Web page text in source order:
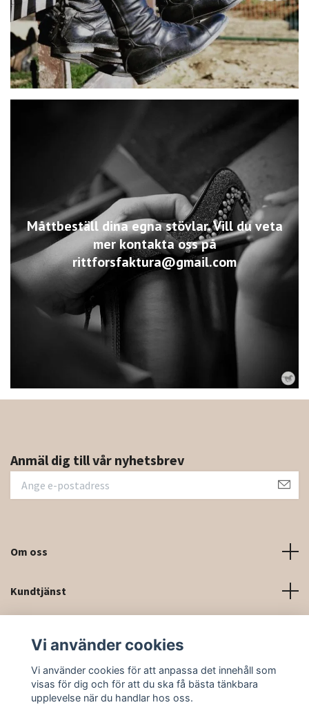
Måttbeställ dina egna stövlar. Vill du veta
mer kontakta oss på
rittforsfaktura@gmail.com
Anmäl dig till vår nyhetsbrev
Om oss
Kundtjänst
Sociala medier
Vi använder cookies
Vi använder cookies för att anpassa det innehåll som
visas för dig och för att du ska få bästa tänkbara
upplevelse när du handlar hos oss.